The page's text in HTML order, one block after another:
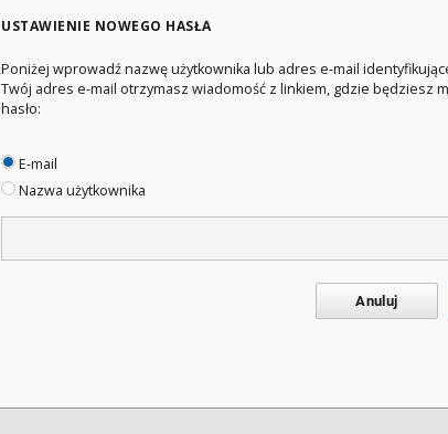
USTAWIENIE NOWEGO HASŁA
Poniżej wprowadź nazwę użytkownika lub adres e-mail
Twój adres e-mail otrzymasz wiadomość z linkiem, gdzie będziesz
hasło:
E-mail
Nazwa użytkownika
Anuluj